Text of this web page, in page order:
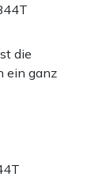
die
ein ganz